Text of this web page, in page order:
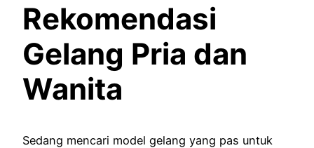
Rekomendasi
Gelang Pria dan
Wanita
Sedang mencari model gelang yang pas untuk